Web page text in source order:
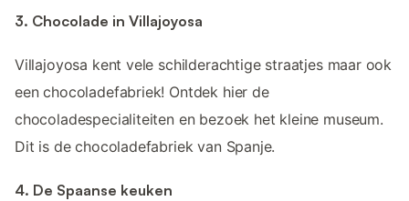
3. Chocolade in Villajoyosa
Villajoyosa kent vele schilderachtige straatjes maar ook
een chocoladefabriek! Ontdek hier de
chocoladespecialiteiten en bezoek het kleine museum.
Dit is de chocoladefabriek van Spanje.
4. De Spaanse keuken